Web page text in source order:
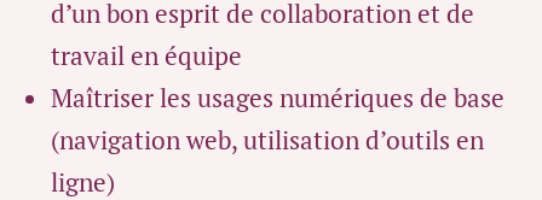
d’un bon esprit de collaboration et de
travail en équipe
Maîtriser les usages numériques de base
(navigation web, utilisation d’outils en
ligne)